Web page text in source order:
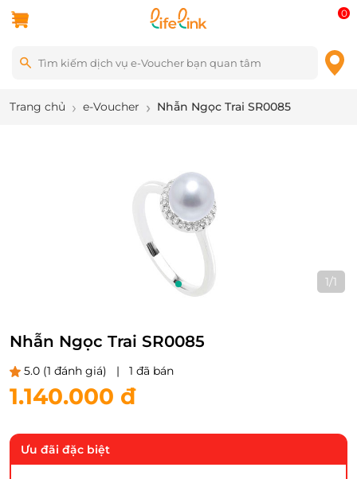
0
Trang chủ e-Voucher Nhẫn Ngọc Trai SR0085
1/1
Nhẫn Ngọc Trai SR0085
5.0 (1 đánh giá) | 1 đã bán
1.140.000 đ
Ưu đãi đặc biệt